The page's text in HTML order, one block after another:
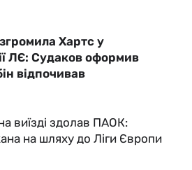
Хартс у
ЛЄ: Судаков оформив
відпочивав
виїзді здолав ПАОК:
на шляху до Ліги Європи